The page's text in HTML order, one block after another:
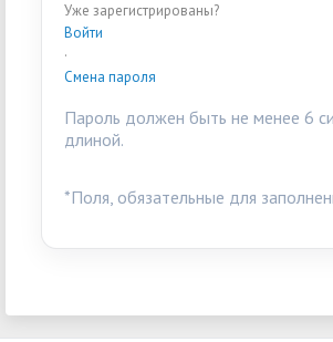
Уже зарегистрированы?
Войти
·
Смена пароля
Пароль должен быть не менее 6
длиной.
*Поля, обязательные для